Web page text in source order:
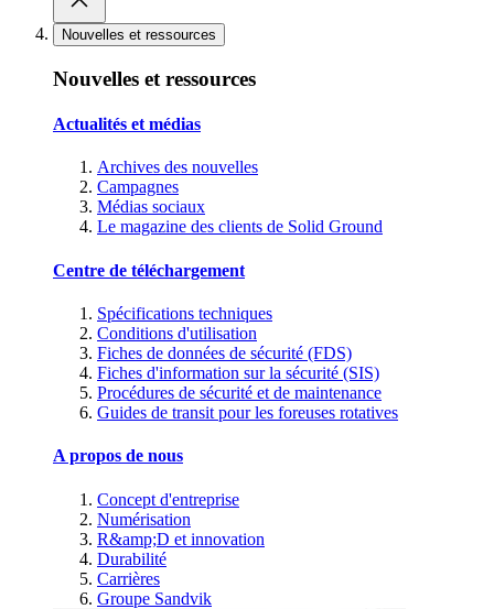
Nouvelles et ressources
Nouvelles et ressources
Actualités et médias
Archives des nouvelles
Campagnes
Médias sociaux
Le magazine des clients de Solid Ground
Centre de téléchargement
Spécifications techniques
Conditions d'utilisation
Fiches de données de sécurité (FDS)
Fiches d'information sur la sécurité (SIS)
Procédures de sécurité et de maintenance
Guides de transit pour les foreuses rotatives
A propos de nous
Concept d'entreprise
Numérisation
R&amp;D et innovation
Durabilité
Carrières
Groupe Sandvik